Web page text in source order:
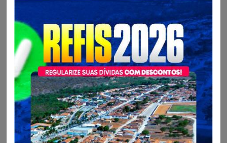
Detalhes da Licitação
Situação:
Homologada
Modalidade:
Pregão Eletrônico para Registro de Preços
Objeto:
REGISTRO DE PREÇO PARA CONTRATAÇÃO DE EMPRESA
ESPECIALIZADA PARA AQUISIÇÃO DE MATERIAL